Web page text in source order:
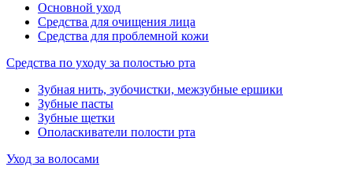
Основной уход
Средства для очищения лица
Средства для проблемной кожи
Средства по уходу за полостью рта
Зубная нить, зубочистки, межзубные ершики
Зубные пасты
Зубные щетки
Ополаскиватели полости рта
Уход за волосами